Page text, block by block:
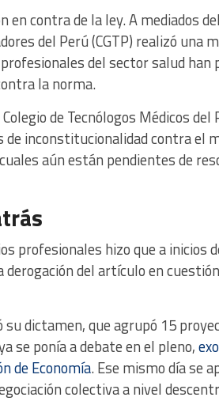
contra de la ley. A mediados
del Perú (CGTP) realizó una
del sector salud han
la norma.
de Tecnólogos Médicos del
inconstitucionalidad contra el
aún están pendientes de
profesionales hizo que a inicios
derogación del artículo en
dictamen, que agrupó 15
se ponía a debate en el pleno,
de Economía. Ese mismo día se
colectiva a nivel